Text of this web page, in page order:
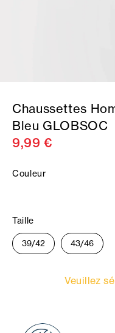
Chaussettes
Bleu GLOBSOC
9,99 €
Couleur
Taille
39/42 43/46
Veuillez